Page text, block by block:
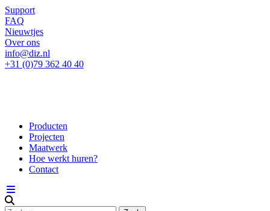
Support
FAQ
Nieuwtjes
Over ons
info@diz.nl
+31 (0)79 362 40 40
Producten
Projecten
Maatwerk
Hoe werkt huren?
Contact